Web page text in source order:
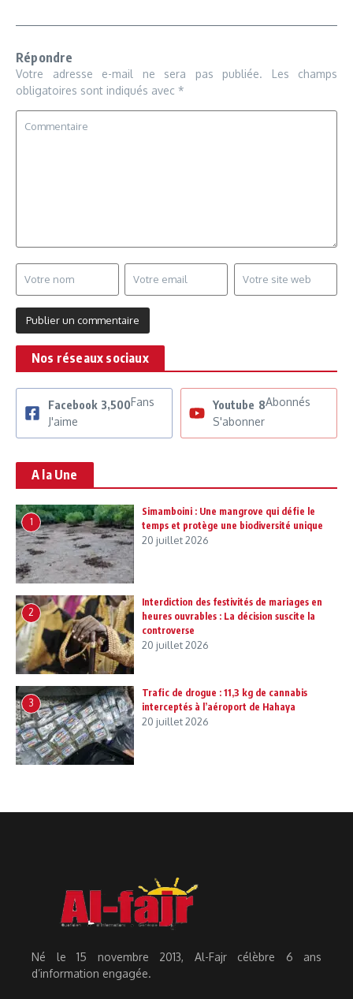
Répondre
Votre adresse e-mail ne sera pas publiée.
Les champs
obligatoires sont indiqués avec *
Nos réseaux sociaux
Facebook 3,500Fans
J'aime
Youtube 8Abonnés
S'abonner
A la Une
1
Simamboini : Une mangrove qui défie le
temps et protège une biodiversité unique
20 juillet 2026
2
Interdiction des festivités de mariages en
heures ouvrables : La décision suscite la
controverse
20 juillet 2026
3
Trafic de drogue : 11,3 kg de cannabis
interceptés à l’aéroport de Hahaya
20 juillet 2026
Né le 15 novembre 2013, Al-Fajr célèbre 6 ans
d’information engagée.